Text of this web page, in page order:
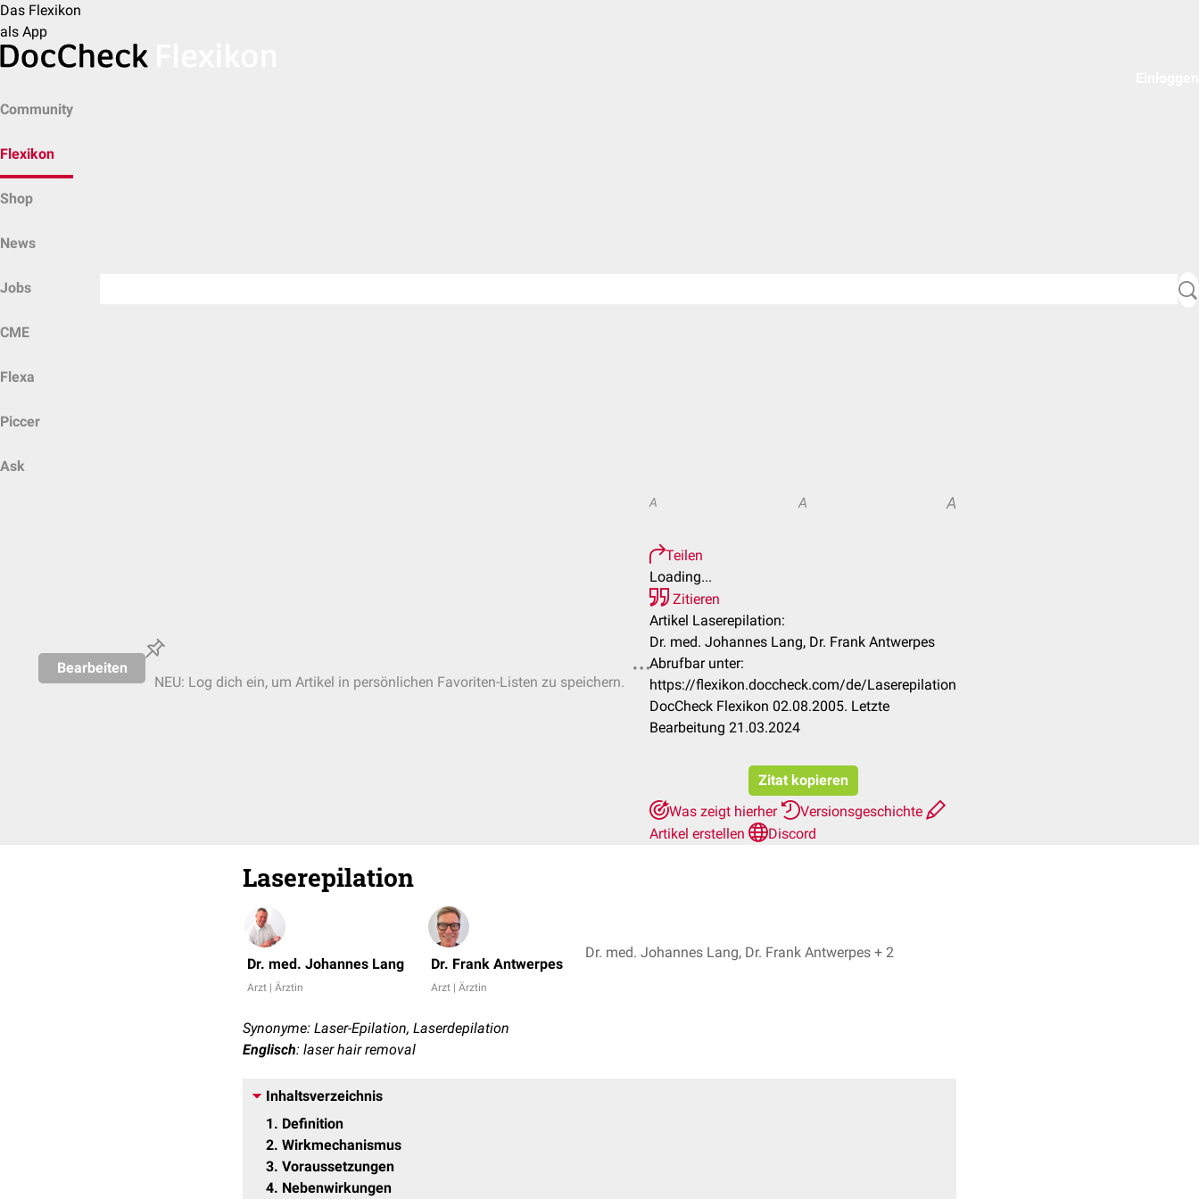
Das Flexikon
als App
Community
Flexikon
Shop
News
Jobs
CME
Flexa
Piccer
Ask
Bearbeiten
NEU: Log dich ein, um Artikel in persönlichen Favoriten-Listen zu speichern.
A A A
Teilen
Loading...
Zitieren
Artikel Laserepilation:
Dr. med. Johannes Lang, Dr. Frank Antwerpes
Abrufbar unter:
https://flexikon.doccheck.com/de/Laserepilation
DocCheck Flexikon 02.08.2005. Letzte
Bearbeitung 21.03.2024
Zitat kopieren
Was zeigt hierher
Versionsgeschichte
Artikel erstellen
Discord
Laserepilation
Dr. med. Johannes Lang
Arzt | Ärztin
Dr. Frank Antwerpes
Arzt | Ärztin
Dr. med. Johannes Lang, Dr. Frank Antwerpes + 2
Synonyme: Laser-Epilation, Laserdepilation
Englisch: laser hair removal
Inhaltsverzeichnis
1
Definition
2 Wirkmechanismus
3 Voraussetzungen
4 Nebenwirkungen